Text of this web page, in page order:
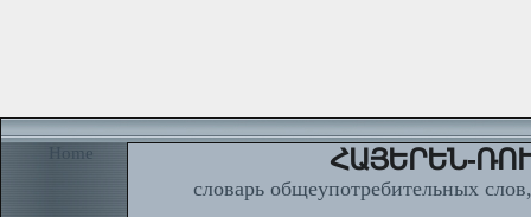
Home ՀԱՅԵՐԵՆ-
словарь общеупотребительных